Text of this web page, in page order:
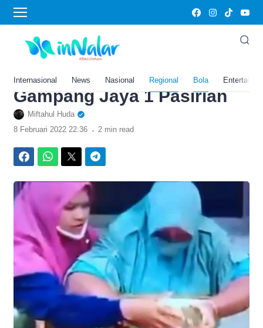
Internasional News Nasional Regional Bola
Home›Bola
Ini Tampang Ibu dan Anak di
Lumajang yang Mencuri
Gelang Emas di Toko Emas
Gampang Jaya 1 Pasirian
Miftahul Huda
8 Februari 2022 22:36 . 2 min read